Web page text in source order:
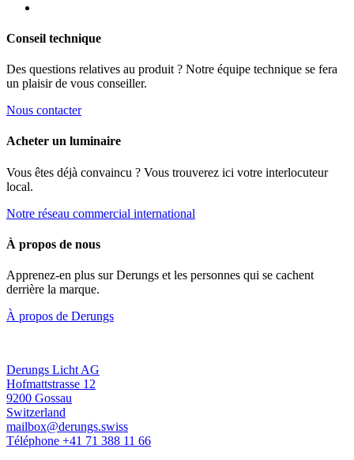
Conseil technique
Des questions relatives au produit ? Notre équipe technique se fera
un plaisir de vous conseiller.
Nous contacter
Acheter un luminaire
Vous êtes déjà convaincu ? Vous trouverez ici votre interlocuteur
local.
Notre réseau commercial international
À propos de nous
Apprenez-en plus sur Derungs et les personnes qui se cachent
derrière la marque.
À propos de Derungs
Derungs Licht AG
Hofmattstrasse 12
9200 Gossau
Switzerland
mailbox@derungs.swiss
Téléphone +41 71 388 11 66